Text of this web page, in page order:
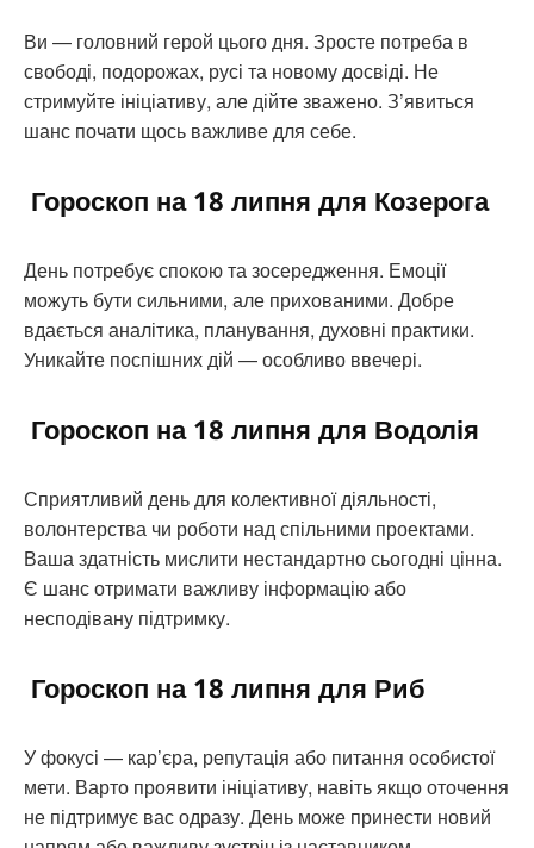
Ви — головний герой цього дня. Зросте потреба в
свободі, подорожах, русі та новому досвіді. Не
стримуйте ініціативу, але дійте зважено. З’явиться
шанс почати щось важливе для себе.
Гороскоп на 18 липня для Козерога
День потребує спокою та зосередження. Емоції
можуть бути сильними, але прихованими. Добре
вдається аналітика, планування, духовні практики.
Уникайте поспішних дій — особливо ввечері.
Гороскоп на 18 липня для Водолія
Сприятливий день для колективної діяльності,
волонтерства чи роботи над спільними проектами.
Ваша здатність мислити нестандартно сьогодні цінна.
Є шанс отримати важливу інформацію або
несподівану підтримку.
Гороскоп на 18 липня для Риб
У фокусі — кар’єра, репутація або питання особистої
мети. Варто проявити ініціативу, навіть якщо оточення
не підтримує вас одразу. День може принести новий